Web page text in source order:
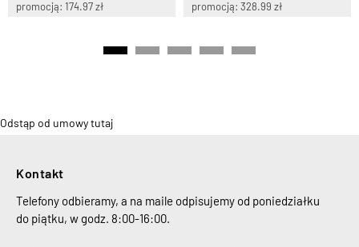
promocją: 174.97 zł
promocją: 328.99 zł
Odstąp od umowy tutaj
Kontakt
Telefony odbieramy, a na maile odpisujemy od poniedziałku
do piątku, w godz. 8:00-16:00.